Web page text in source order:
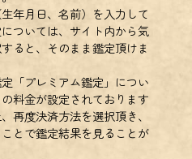
年月日、名前）を入力して
ついては、サイト内から気
ると、そのまま鑑定頂けま
「プレミアム鑑定」につい
料金が設定されております
再度決済方法を選択頂き、
とで鑑定結果を見ることが